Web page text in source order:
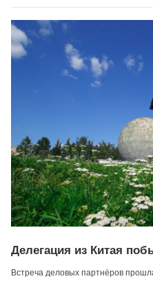
Делегация из Китая
Встреча деловых партнёров